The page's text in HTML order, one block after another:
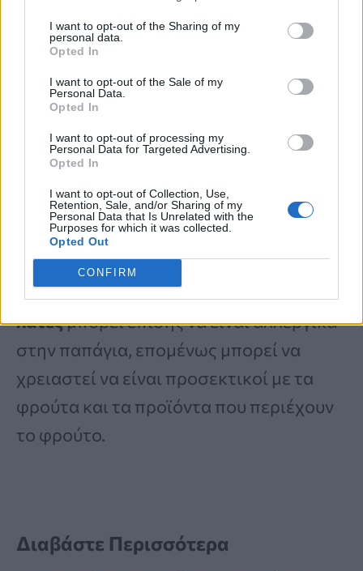
I want to opt-out of the Sharing of my
personal data.
Opted In
I want to opt-out of the Sale of my
Personal Data.
Opted In
I want to opt-out of processing my
Personal Data for Targeted Advertising.
Opted In
I want to opt-out of Collection, Use,
Retention, Sale, and/or Sharing of my
Personal Data that Is Unrelated with the
Purposes for which it was collected.
Opted Out
CONFIRM
μεγάλων ποσοτήτων αυτού του ενζύμου
θα μπορούσε να βλάψει τον οισοφάγο
όταν καταναλώνετε ώριμη παπάγια.
Το τροπικό «φρούτο της καρδιάς» που
προστατεύει μαλλιά, δέρμα, καρδιά και
μάτια
Επιπλέον, ταάτομα με αλλεργία στο
λάτεξμπορεί επίσης να είναι αλλεργικά
στην παπάγια, επομένως μπορεί να
χρειαστεί να είναι προσεκτικοί με τα
φρούτα και τα προϊόντα που περιέχουν
το φρούτο.
Διαβάστε Περισσότερα